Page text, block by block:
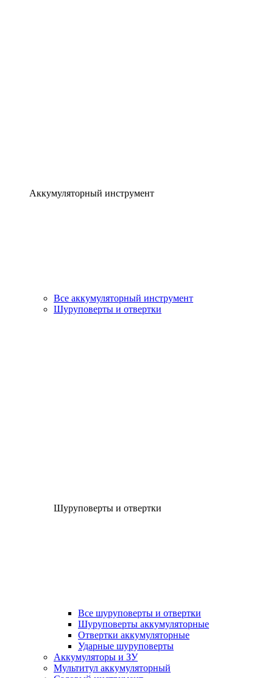
Аккумуляторный инструмент
Все аккумуляторный инструмент
Шуруповерты и отвертки
Шуруповерты и отвертки
Все шуруповерты и отвертки
Шуруповерты аккумуляторные
Отвертки аккумуляторные
Ударные шуруповерты
Аккумуляторы и ЗУ
Мультитул аккумуляторный